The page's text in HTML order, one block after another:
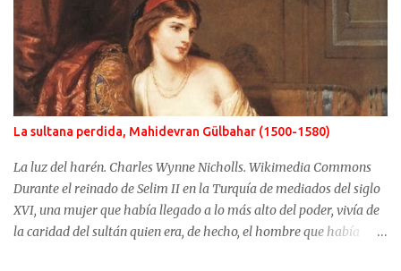
La sultana perdida, Mahidevran Gülbahar (1500-1580)
La luz del harén. Charles Wynne Nicholls. Wikimedia Commons
Durante el reinado de Selim II en la Turquía de mediados del siglo
XVI, una mujer que había llegado a lo más alto del poder, vivía de
la caridad del sultán quien era, de hecho, el hombre que había